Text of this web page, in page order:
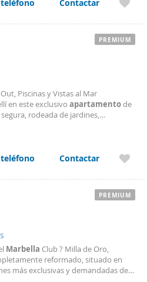
Contactar
Piscinas y Vistas al Mar
en este exclusivo apartamentode
rodeada de jardines,
Contactar
PREMIUM
Marbella Club ? Milla de Oro,
reformado, situado en
más exclusivas y demandadas de
PREMIUM